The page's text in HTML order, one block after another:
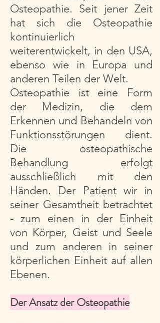
Osteopathie. Seit jener Zeit
hat sich die Osteopathie
kontinuierlich
weiterentwickelt, in den USA,
ebenso wie in Europa und
anderen Teilen der Welt.
Osteopathie ist eine Form
der Medizin, die dem
Erkennen und Behandeln von
Funktionsstörungen dient.
Die osteopathische
Behandlung erfolgt
ausschließlich mit den
Händen. Der Patient wir in
seiner Gesamtheit betrachtet
- zum einen in der Einheit
von Körper, Geist und Seele
und zum anderen in seiner
körperlichen Einheit auf allen
Ebenen.
Der Ansatz der Osteopathie